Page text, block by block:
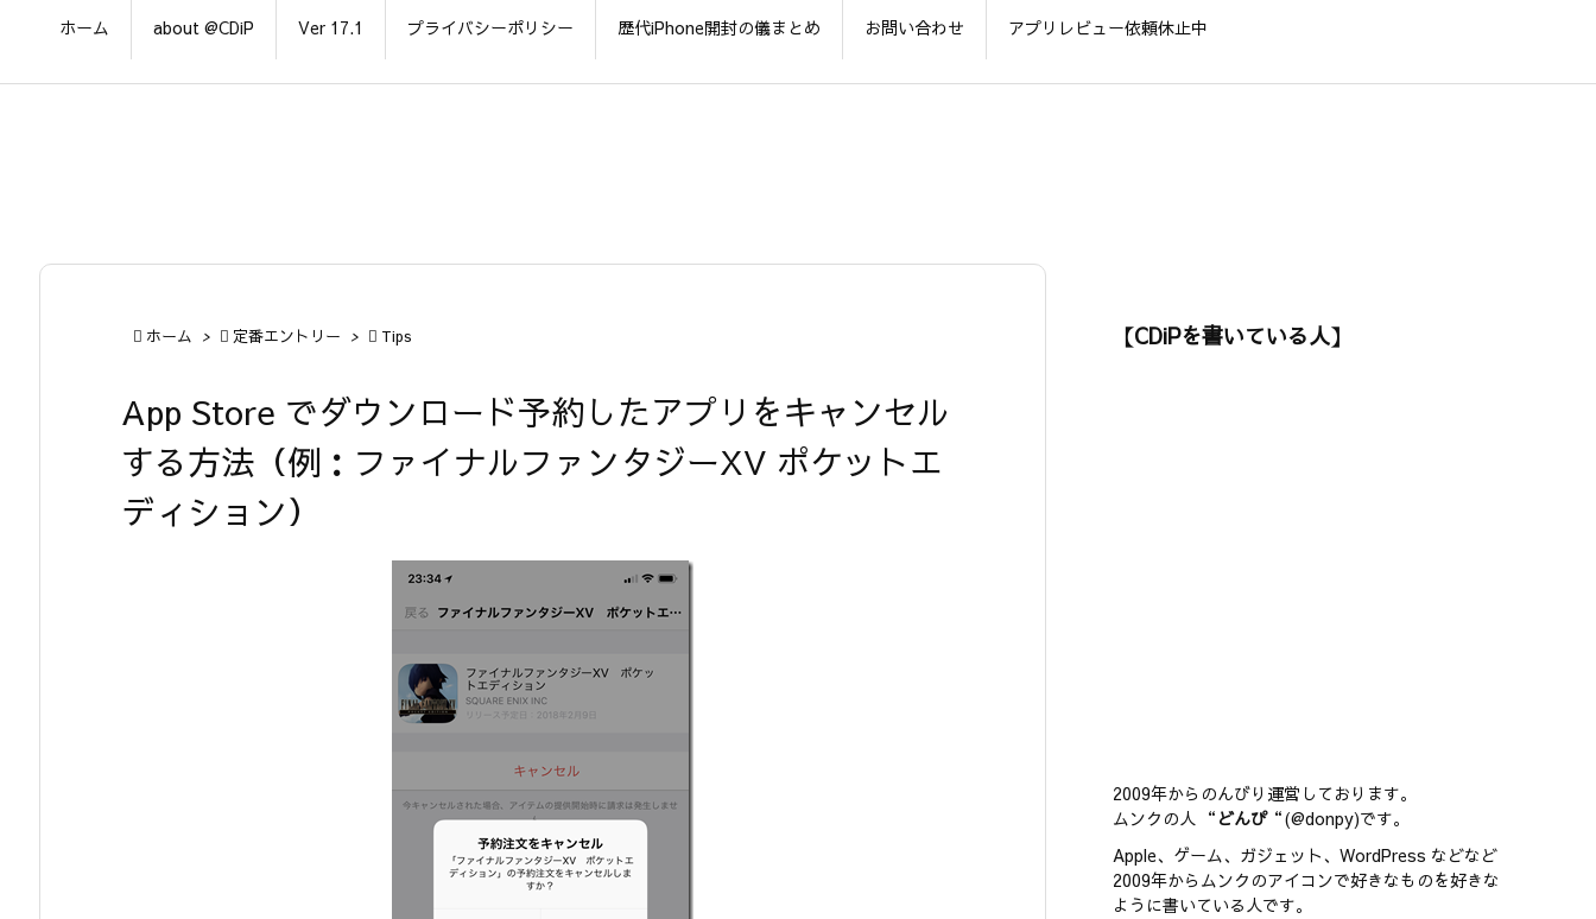
ホーム about @CDiP Ver 17.1 プライバシーポリシー 歴代iPhone開封の儀まとめ お問い合わせ アプリレビュー依頼休止中
 ホーム >  定番エントリー >  Tips
App Store でダウンロード予約したアプリをキャンセル
する方法（例：ファイナルファンタジーXV ポケットエ
ディション）
【CDiPを書いている人】
2009年からのんびり運営しております。
ムンクの人 “ どんぴ“(@donpy)です。
Apple、ゲーム、ガジェット、WordPress などなど
2009年からムンクのアイコンで好きなものを好きな
ように書いている人です。